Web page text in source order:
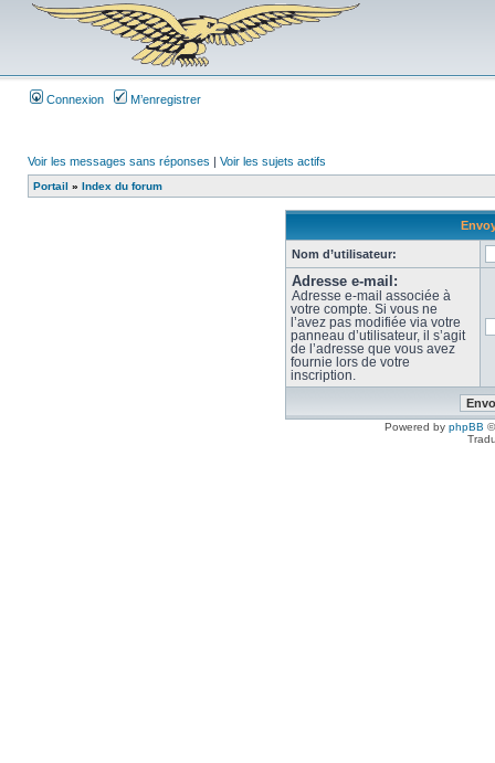
Connexion M’enregistrer
Voir les messages sans réponses | Voir les sujets actifs
Portail » Index du forum
Nom d’utilisateur:
Adresse e-mail:
Adresse e-mail associée à
votre compte. Si vous ne
l’avez pas modifiée via votre
panneau d’utilisateur, il s’agit
de l’adresse que vous avez
fournie lors de votre
inscription.
Powered by phpBB